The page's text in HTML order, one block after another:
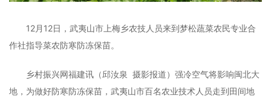
12月12日，武夷山市上梅乡农技人员来到梦松蔬菜农民专业合
作社指导菜农防寒防冻保苗。
乡村振兴网福建讯（邱汝泉 摄影报道）强冷空气将影响闽北大
地，为做好防寒防冻保苗，武夷山市百名农业技术人员走到田间地